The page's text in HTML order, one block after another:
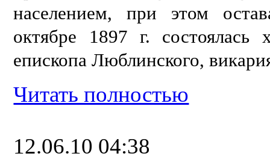
населением, при этом
октябре 1897 г. состоялась
епископа Люблинского,
Читать полностью
12.06.10 04:38